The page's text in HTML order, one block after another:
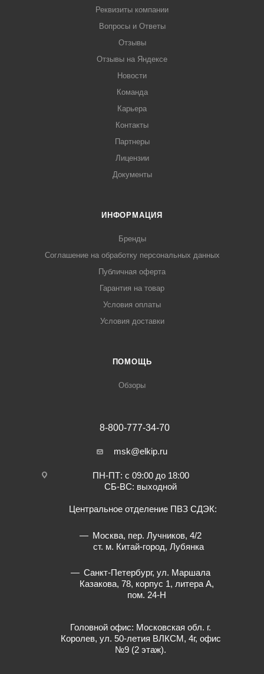
Реквизиты компании
Вопросы и Ответы
Отзывы
Отзывы на Яндексе
Новости
Команда
Карьера
Контакты
Партнеры
Лицензии
Документы
ИНФОРМАЦИЯ
Бренды
Соглашение на обработку персональных данных
Публичная оферта
Гарантия на товар
Условия оплаты
Условия доставки
ПОМОЩЬ
Обзоры
8-800-777-34-70
msk@elkip.ru
ПН-ПТ: с 09:00 до 18:00
СБ-ВС: выходной
Центральное отделение ПВЗ СДЭК:
Москва, пер. Лучников, 4/2
ст. м. Китай-город, Лубянка
Санкт-Петербург, ул. Маршала
Казакова, 78, корпус 1, литера А,
пом. 24-Н
Головной офис: Московская обл. г.
Королев, ул. 50-летия ВЛКСМ, 4г, офис
№9 (2 этаж).